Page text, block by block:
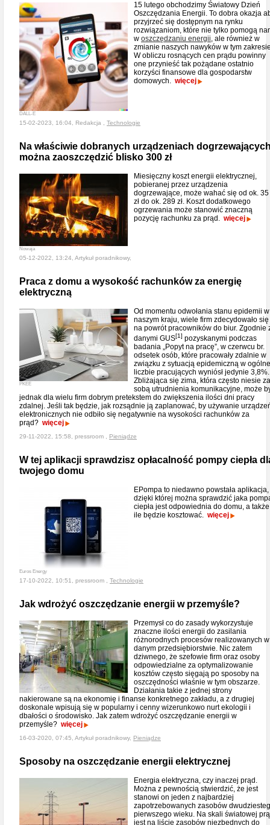
DALL-E
15 lutego obchodzimy Światowy Dzień
Oszczędzania Energii. To dobra okazja
przyjrzeć się dostępnym na rynku
rozwiązaniom, które nie tylko pomogą
w oszczędzaniu energii, ale również w
zmianie naszych nawyków w tym
W obliczu rosnących cen prądu powinny
one przynieść tak pożądane ostatnio
korzyści finansowe dla gospodarstw
domowych. więcej
15-02-2023, 16:04, Redakcja , Technologie
Na właściwie dobranych urządzeniach
można zaoszczędzić blisko 300 zł
Nowaja
Miesięczny koszt energii elektrycznej,
pobieranej przez urządzenia
dogrzewające, może wahać się od ok. 35
zł do ok. 289 zł. Koszt dodatkowego
ogrzewania może stanowić znaczną
pozycję rachunku za prąd. więcej
05-12-2022, 13:24, Artykuł poradnikowy,
Praca z domu a wysokość rachunków za energię
elektryczną
PKEE
Od momentu odwołania stanu epidemii w
naszym kraju, wiele firm zdecydowało się
na powrót pracowników do biur. Zgodnie
danymi GUS[1] pozyskanymi podczas
badania „Popyt na pracę”, w czerwcu br.
odsetek osób, które pracowały zdalnie w
związku z sytuacją epidemiczną w
liczbie pracujących wyniósł jedynie 3,8%.
Zbliżająca się zima, która często niesie za
sobą utrudnienia komunikacyjne, może
jednak dla wielu firm dobrym pretekstem do zwiększenia ilości dni pracy
zdalnej. Jeśli tak będzie, jak rozsądnie ją zaplanować, by używanie
elektronicznych nie odbiło się negatywnie na wysokości rachunków za
prąd? więcej
29-11-2022, 15:58, pressroom , Pieniądze
W tej aplikacji sprawdzisz opłacalność pompy ciepła
twojego domu
Euros Energy
EPompa to niedawno powstała aplikacja,
dzięki której można sprawdzić jaka
ciepła jest odpowiednia do domu, a także
ile będzie kosztować. więcej
17-10-2022, 10:51, pressroom , Technologie
Jak wdrożyć oszczędzanie energii w przemyśle?
Przemysł co do zasady wykorzystuje
znaczne ilości energii do zasilania
różnorodnych procesów realizowanych w
danym przedsiębiorstwie. Nic zatem
dziwnego, że szefowie firm oraz osoby
odpowiedzialne za optymalizowanie
kosztów często sięgają po sposoby na
oszczędności właśnie w tym obszarze.
Działania takie z jednej strony
nakierowane są na ekonomię i finanse konkretnego zakładu, a z drugiej
doskonale wpisują się w popularny i cenny wizerunkowo nurt ekologii i
dbałości o środowisko. Jak zatem wdrożyć oszczędzanie energii w
przemyśle? więcej
16-03-2020, 07:45, Artykuł poradnikowy, Pieniądze
Sposoby na oszczędzanie energii elektrycznej
Energia elektryczna, czy inaczej prąd.
Można z pewnością stwierdzić, że jest
stanowi on jeden z najbardziej
zapotrzebowanych zasobów
pierwszego wieku. Na skali światowej
jest na liście zasobów niezbędnych do